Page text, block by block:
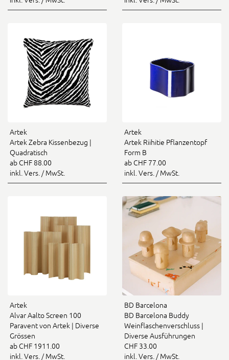
Artek
Artek Zebra Kissenbezug |
Quadratisch
ab CHF 88.00
inkl. Vers. / MwSt.
Artek
Artek Riihitie Pflanzentopf
Form B
ab CHF 77.00
inkl. Vers. / MwSt.
Artek
Alvar Aalto Screen 100
Paravent von Artek | Diverse
Grössen
ab CHF 1911.00
inkl. Vers. / MwSt.
BD Barcelona
BD Barcelona Buddy
Weinflaschenverschluss |
Diverse Ausführungen
CHF 33.00
inkl. Vers. / MwSt.